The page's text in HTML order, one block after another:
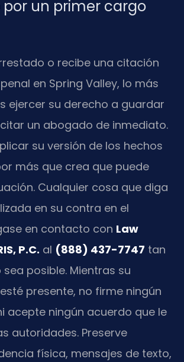
un primer cargo
o recibe una citación
en Spring Valley, lo más
ejercer su derecho a guardar
un abogado de inmediato.
su versión de los hechos
más que crea que puede
Cualquier cosa que diga
en su contra en el
en contacto con Law
P.C. al (888) 437-7747 tan
posible. Mientras su
presente, no firme ningún
acepte ningún acuerdo que le
autoridades. Preserve
física, mensajes de texto,